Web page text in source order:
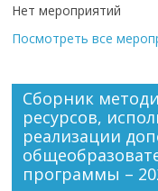
Нет мероприятий
Посмотреть все
Сборник
ресурсов,
реализации
программы –